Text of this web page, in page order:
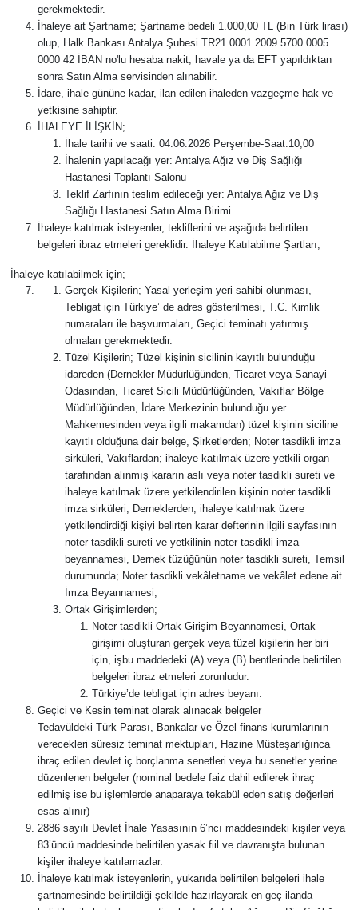
gerekmektedir.
İhaleye ait Şartname; Şartname bedeli 1.000,00 TL (Bin Türk lirası)
olup, Halk Bankası Antalya Şubesi TR21 0001 2009 5700 0005
0000 42 İBAN no'lu hesaba nakit, havale ya da EFT yapıldıktan
sonra Satın Alma servisinden alınabilir.
İdare, ihale gününe kadar, ilan edilen ihaleden vazgeçme hak ve
yetkisine sahiptir.
İHALEYE İLİŞKİN;
İhale tarihi ve saati: 04.06.2026 Perşembe-Saat:10,00
İhalenin yapılacağı yer: Antalya Ağız ve Diş Sağlığı
Hastanesi Toplantı Salonu
Teklif Zarfının teslim edileceği yer: Antalya Ağız ve Diş
Sağlığı Hastanesi Satın Alma Birimi
İhaleye katılmak isteyenler, tekliflerini ve aşağıda belirtilen
belgeleri ibraz etmeleri gereklidir. İhaleye Katılabilme Şartları;
İhaleye katılabilmek için;
Gerçek Kişilerin; Yasal yerleşim yeri sahibi olunması,
Tebligat için Türkiye’ de adres gösterilmesi, T.C. Kimlik
numaraları ile başvurmaları, Geçici teminatı yatırmış
olmaları gerekmektedir.
Tüzel Kişilerin; Tüzel kişinin sicilinin kayıtlı bulunduğu
idareden (Dernekler Müdürlüğünden, Ticaret veya Sanayi
Odasından, Ticaret Sicili Müdürlüğünden, Vakıflar Bölge
Müdürlüğünden, İdare Merkezinin bulunduğu yer
Mahkemesinden veya ilgili makamdan) tüzel kişinin siciline
kayıtlı olduğuna dair belge, Şirketlerden; Noter tasdikli imza
sirküleri, Vakıflardan; ihaleye katılmak üzere yetkili organ
tarafından alınmış kararın aslı veya noter tasdikli sureti ve
ihaleye katılmak üzere yetkilendirilen kişinin noter tasdikli
imza sirküleri, Derneklerden; ihaleye katılmak üzere
yetkilendirdiği kişiyi belirten karar defterinin ilgili sayfasının
noter tasdikli sureti ve yetkilinin noter tasdikli imza
beyannamesi, Dernek tüzüğünün noter tasdikli sureti, Temsil
durumunda; Noter tasdikli vekâletname ve vekâlet edene ait
İmza Beyannamesi,
Ortak Girişimlerden;
Noter tasdikli Ortak Girişim Beyannamesi, Ortak
girişimi oluşturan gerçek veya tüzel kişilerin her biri
için, işbu maddedeki (A) veya (B) bentlerinde belirtilen
belgeleri ibraz etmeleri zorunludur.
Türkiye’de tebligat için adres beyanı.
Geçici ve Kesin teminat olarak alınacak belgeler
Tedavüldeki Türk Parası, Bankalar ve Özel finans kurumlarının
verecekleri süresiz teminat mektupları, Hazine Müsteşarlığınca
ihraç edilen devlet iç borçlanma senetleri veya bu senetler yerine
düzenlenen belgeler (nominal bedele faiz dahil edilerek ihraç
edilmiş ise bu işlemlerde anaparaya tekabül eden satış değerleri
esas alınır)
2886 sayılı Devlet İhale Yasasının 6’ncı maddesindeki kişiler veya
83’üncü maddesinde belirtilen yasak fiil ve davranışta bulunan
kişiler ihaleye katılamazlar.
İhaleye katılmak isteyenlerin, yukarıda belirtilen belgeleri ihale
şartnamesinde belirtildiği şekilde hazırlayarak en geç ilanda
Tarım
Bilim ve Teknoloji
Güvenlik
Resmi İlanlar